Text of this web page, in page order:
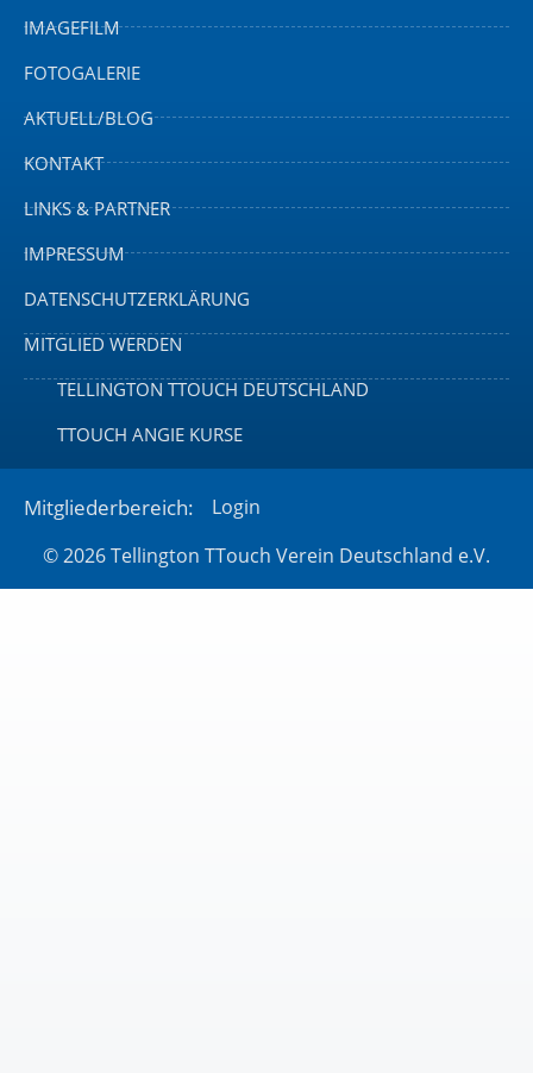
IMAGEFILM
FOTOGALERIE
AKTUELL/BLOG
KONTAKT
LINKS & PARTNER
IMPRESSUM
DATENSCHUTZERKLÄRUNG
MITGLIED WERDEN
TELLINGTON TTOUCH DEUTSCHLAND
TTOUCH ANGIE KURSE
© 2026 Tellington TTouch Verein Deutschland e.V.
Mitgliederbereich: Login